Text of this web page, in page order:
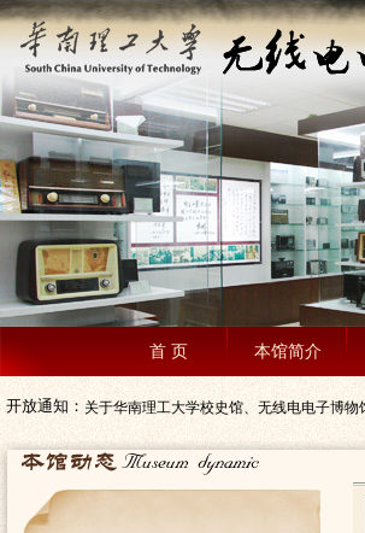
首 页 本馆简介
开放通知： 关于华南理工大学校史馆、无线电电子博物
关于期末及寒假期间校史馆、电子博物馆、
关于校史馆、博物馆重新开馆的通知